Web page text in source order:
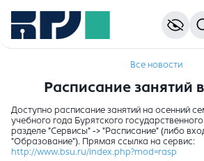
Все новости
Расписание занятий
Доступно расписание занятий на осенний
учебного года Бурятского
разделе "Сервисы" -> "Расписание" (либо
"Образование"). Прямая ссылка на сервис:
http://www.bsu.ru/index.php?mod=rasp